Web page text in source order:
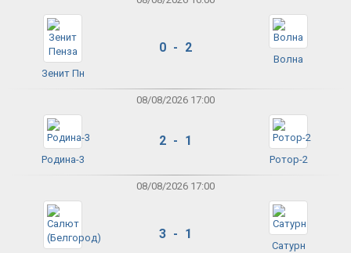
Зенит Пн
0 - 2
Волна
08/08/2026 17:00
Родина-3
2 - 1
Ротор-2
08/08/2026 17:00
3 - 1
Сатурн